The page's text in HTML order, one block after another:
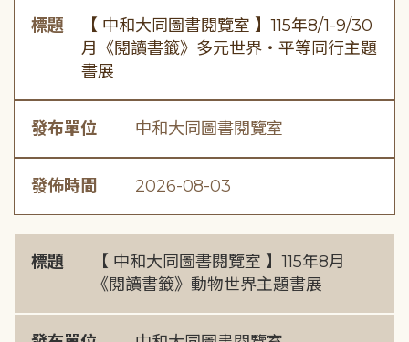
標題
【 中和大同圖書閱覽室 】115年8/1-9/30
月《閱讀書籤》多元世界・平等同行主題
書展
發布單位 中和大同圖書閱覽室
發佈時間 2026-08-03
標題
【 中和大同圖書閱覽室 】115年8月
《閱讀書籤》動物世界主題書展